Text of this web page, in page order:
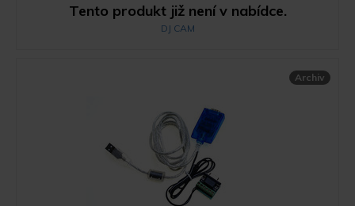
Tento produkt již není v nabídce.
DJ CAM
Archiv